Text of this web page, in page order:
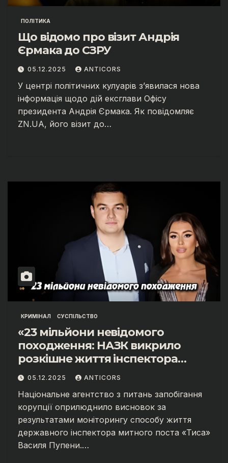
ПОЛІТИКА
Що відомо про візит Андрія
Єрмака до СЗРУ
05.12.2025 ANTICORS
У центрі політичних кулуарів з’явилася нова
інформація щодо дій ексглави Офісу
президента Андрія Єрмака. Як повідомляє
ZN.UA, його візит до…
КРИМІНАЛ СУСПІЛЬСТВО
«23 мільйони невідомого
походження: НАЗК викрило
розкішне життя інспектора
митниці “Тиса” Василя Пупени»
05.12.2025 ANTICORS
Національне агентство з питань запобігання
корупції оприлюднило висновок за
результатами моніторингу способу життя
державного інспектора митного поста «Тиса»
Василя Пупени.…